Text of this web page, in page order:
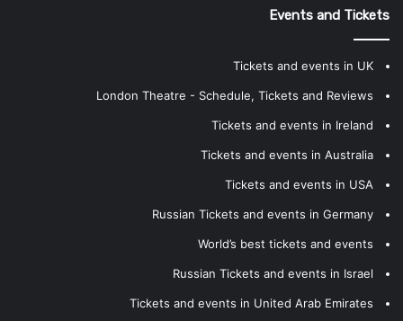
Events and Tickets
Tickets and events in UK
London Theatre - Schedule, Tickets and Reviews
Tickets and events in Ireland
Tickets and events in Australia
Tickets and events in USA
Russian Tickets and events in Germany
World’s best tickets and events
Russian Tickets and events in Israel
Tickets and events in United Arab Emirates